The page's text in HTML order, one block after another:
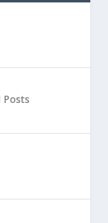
Posts